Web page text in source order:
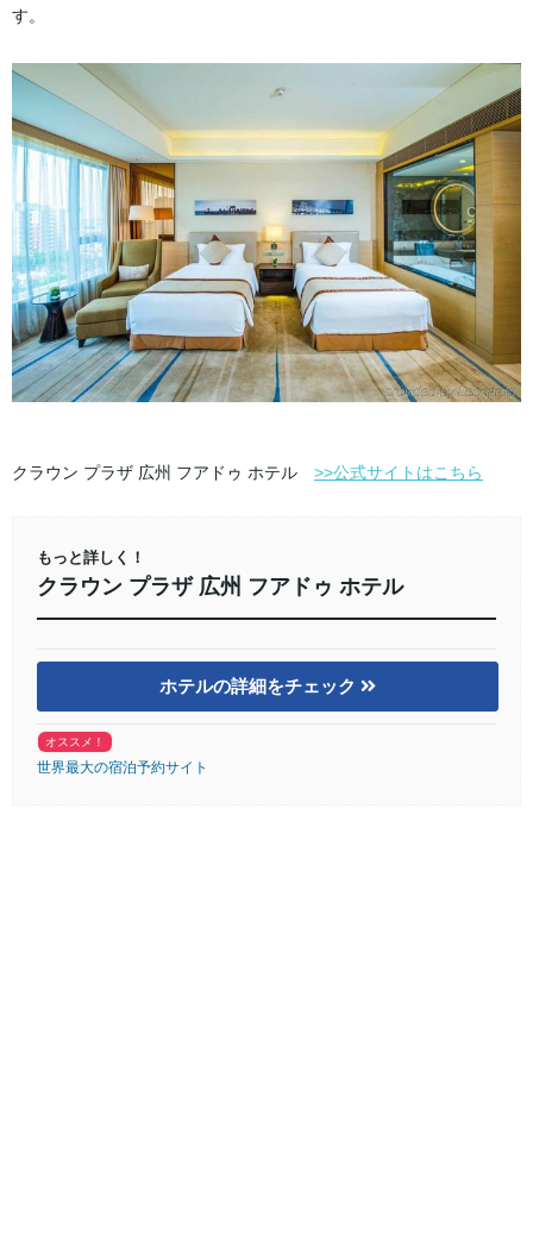
す。
クラウン プラザ 広州 フアドゥ ホテル >>公式サイトはこちら
もっと詳しく！
クラウン プラザ 広州 フアドゥ ホテル
ホテルの詳細をチェック
オススメ！
世界最大の宿泊予約サイト